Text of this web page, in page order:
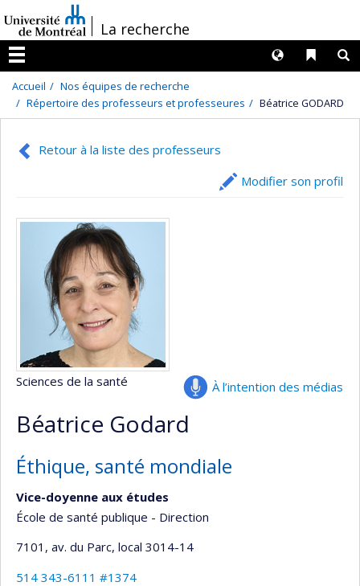
au
contenu
/La recherche
Menu
Liens
Langues
Accueil
Nos équipes de recherche
Répertoire des professeurs et professeures
Béatrice GODARD
Retour à la liste des professeurs
Modifier son profil
À l’intention des médias
Sciences de la santé
Béatrice Godard
Éthique, santé mondiale
Vice-doyenne aux études
École de santé publique - Direction
7101, av. du Parc, local 3014-14
514 343-6111 #1374